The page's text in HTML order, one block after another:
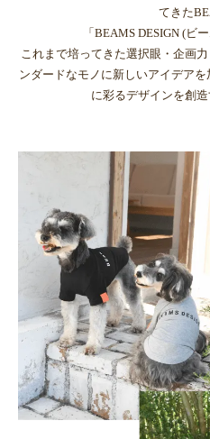
てきた
「BEAMS DESIGN (ビ
これまで培ってきた選択眼・企画
ンダードなモノに新しいアイデア
に彩るデザインを創造